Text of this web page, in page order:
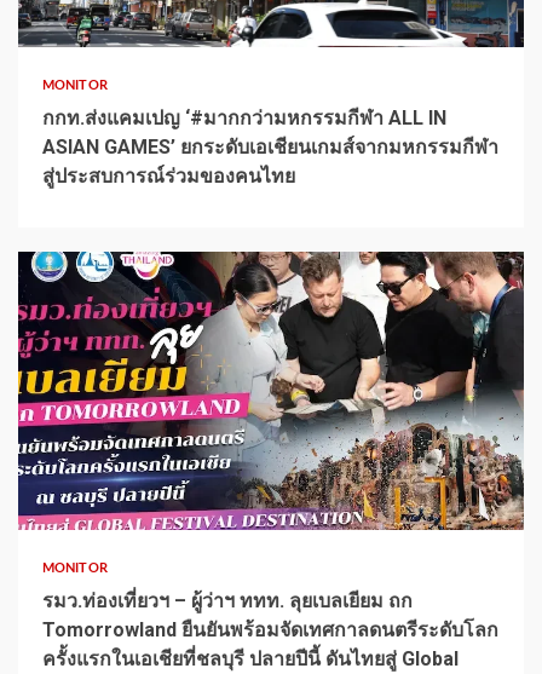
1 min read
MONITOR
กกท.ส่งแคมเปญ ‘#มากกว่ามหกรรมกีฬา ALL IN
ASIAN GAMES’ ยกระดับเอเชียนเกมส์จากมหกรรมกีฬา
สู่ประสบการณ์ร่วมของคนไทย
1 min read
MONITOR
รมว.ท่องเที่ยวฯ – ผู้ว่าฯ ททท. ลุยเบลเยียม ถก
Tomorrowland ยืนยันพร้อมจัดเทศกาลดนตรีระดับโลก
ครั้งแรกในเอเชียที่ชลบุรี ปลายปีนี้ ดันไทยสู่ Global